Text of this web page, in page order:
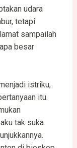
udara
tetapi
sampailah
besar
istriku,
itu.
tak suka